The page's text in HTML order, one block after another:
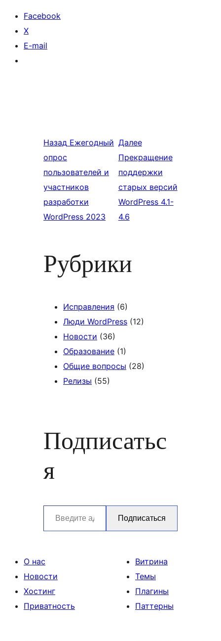
Facebook
X
E-mail
Назад Ежегодный
опрос
пользователей и
участников
разработки
WordPress 2023
Далее
Прекращение
поддержки
старых версий
WordPress 4.1-
4.6
Рубрики
Исправления (6)
Люди WordPress (12)
Новости (36)
Образование (1)
Общие вопросы (28)
Релизы (55)
Подписатьс
я
Введите адрес электронной почты…
Подписаться
О нас
Новости
Хостинг
Приватность
Витрина
Темы
Плагины
Паттерны